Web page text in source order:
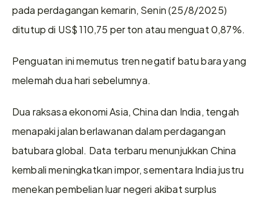
pada perdagangan kemarin, Senin (25/8/2025)
ditutup di US$ 110,75 per ton atau menguat 0,87%.
Penguatan ini memutus tren negatif batu bara yang
melemah dua hari sebelumnya.
Dua raksasa ekonomi Asia, China dan India, tengah
menapaki jalan berlawanan dalam perdagangan
batubara global. Data terbaru menunjukkan China
kembali meningkatkan impor, sementara India justru
menekan pembelian luar negeri akibat surplus